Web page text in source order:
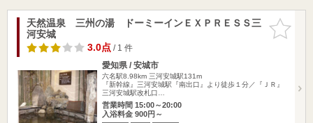
お気に入
りに追加
天然温泉 三州の湯 ドーミーインＥＸＰＲＥＳＳ三
河安城
3.0点/ 1 件
愛知県 / 安城市
六名駅8.98km 三河安城駅131m
『新幹線』三河安城駅『南出口』より徒歩１分／『ＪＲ』
三河安城駅改札口…
営業時間 15:00～20:00
入浴料金 900円～